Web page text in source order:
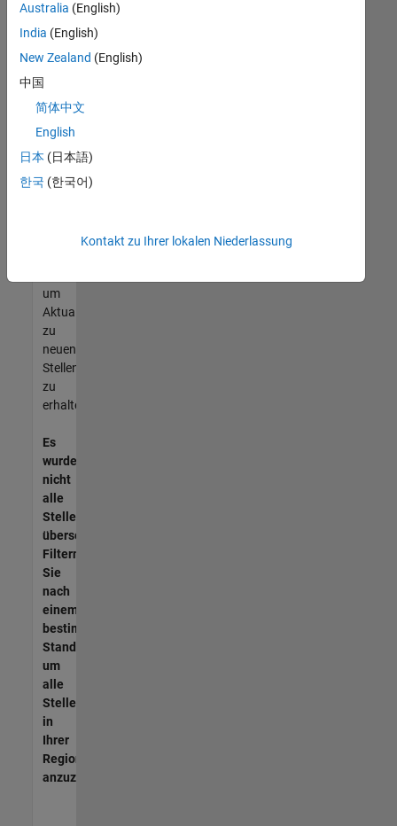
keine
offenen
Stellen
können,
die
Ihren
entsprechen,
werden
unseres
um
Aktualisierungen
zu
neuen
Stellenangeboten
zu
erhalten.
Es
wurden
nicht
alle
Stellen
übersetzt.
Filtern
Sie
nach
einem
bestimmten
Standort,
um
alle
Stellenangebote
in
Ihrer
Region
anzuzeigen.
Australia (English)
India (English)
New Zealand (English)
中国
简体中文
English
日本 (日本語)
한국 (한국어)
Kontakt zu Ihrer lokalen Niederlassung